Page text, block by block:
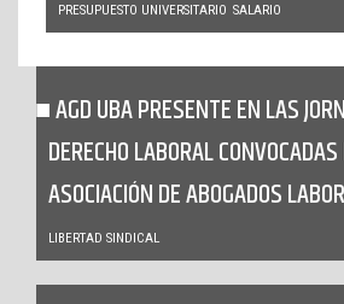
PRESUPUESTO UNIVERSITARIO SALARIO
AGD UBA PRESENTE EN LAS
DERECHO LABORAL
ASOCIACIÓN DE ABOGADOS
LIBERTAD SINDICAL